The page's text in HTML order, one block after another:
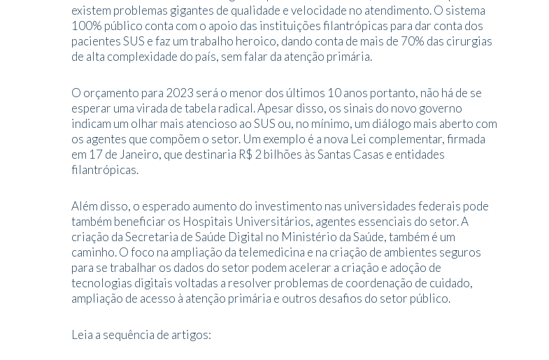
existem problemas gigantes de qualidade e velocidade no atendimento. O sistema
100% público conta com o apoio das instituições filantrópicas para dar conta dos
pacientes SUS e faz um trabalho heroico, dando conta de mais de 70% das cirurgias
de alta complexidade do país, sem falar da atenção primária.
O orçamento para 2023 será o menor dos últimos 10 anos portanto, não há de se
esperar uma virada de tabela radical. Apesar disso, os sinais do novo governo
indicam um olhar mais atencioso ao SUS ou, no mínimo, um diálogo mais aberto com
os agentes que compõem o setor. Um exemplo é a nova Lei complementar, firmada
em 17 de Janeiro, que destinaria R$ 2 bilhões às Santas Casas e entidades
filantrópicas.
Além disso, o esperado aumento do investimento nas universidades federais pode
também beneficiar os Hospitais Universitários, agentes essenciais do setor. A
criação da Secretaria de Saúde Digital no Ministério da Saúde, também é um
caminho. O foco na ampliação da telemedicina e na criação de ambientes seguros
para se trabalhar os dados do setor podem acelerar a criação e adoção de
tecnologias digitais voltadas a resolver problemas de coordenação de cuidado,
ampliação de acesso à atenção primária e outros desafios do setor público.
Leia a sequência de artigos: